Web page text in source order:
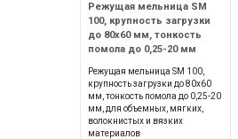
Режущая мельница SM
100, крупность загрузки
до 80х60 мм, тонкость
помола до 0,25-20 мм
Режущая мельница SM 100,
крупность загрузки до 80х60
мм, тонкость помола до 0,25-20
мм, для объемных, мягких,
волокнистых и вязких
материалов